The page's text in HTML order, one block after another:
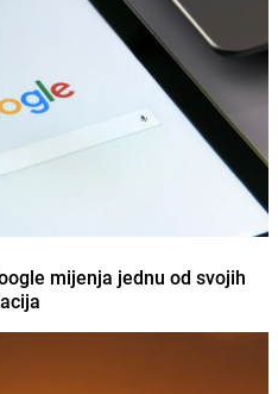
mijenja jednu od svojih